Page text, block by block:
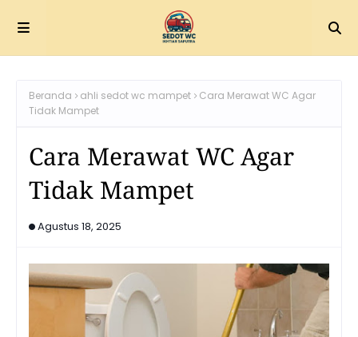
Beranda ahli sedot wc mampet
Cara Merawat WC Agar
Tidak Mampet
Cara Merawat WC Agar
Tidak Mampet
Agustus 18, 2025